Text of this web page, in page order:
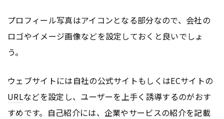
プロフィール写真はアイコンとなる部分なので、会社の
ロゴやイメージ画像などを設定しておくと良いでしょ
う。
ウェブサイトには自社の公式サイトもしくはECサイトの
URLなどを設定し、ユーザーを上手く誘導するのがおす
すめです。自己紹介には、企業やサービスの紹介を記載